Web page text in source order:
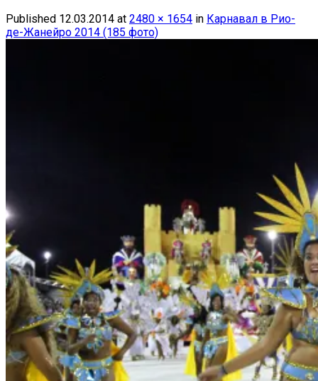
Published 12.03.2014 at 2480 × 1654 in Карнавал в Рио-
де-Жанейро 2014 (185 фото)